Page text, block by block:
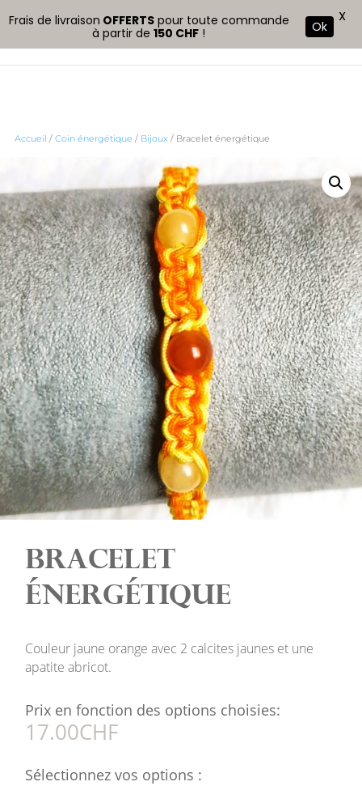
Accueil / Coin énergétique / Bijoux/ Bracelet énergétique
Bracelet
énergétique
Couleur jaune orange avec 2 calcites jaunes et une
apatite abricot.
Prix en fonction des options choisies:
17.00CHF
Sélectionnez vos options :
Frais de livraison OFFERTSpour toute commande
à partir de 150 CHF ! Ok
X